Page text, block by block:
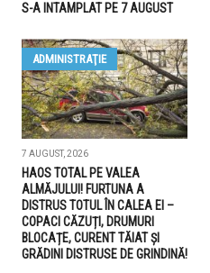
S-A INTAMPLAT PE 7 AUGUST
ADMINISTRAŢIE
7 AUGUST, 2026
HAOS TOTAL PE VALEA
ALMĂJULUI! FURTUNA A
DISTRUS TOTUL ÎN CALEA EI –
COPACI CĂZUȚI, DRUMURI
BLOCAȚE, CURENT TĂIAT ȘI
GRĂDINI DISTRUSE DE GRINDINĂ!